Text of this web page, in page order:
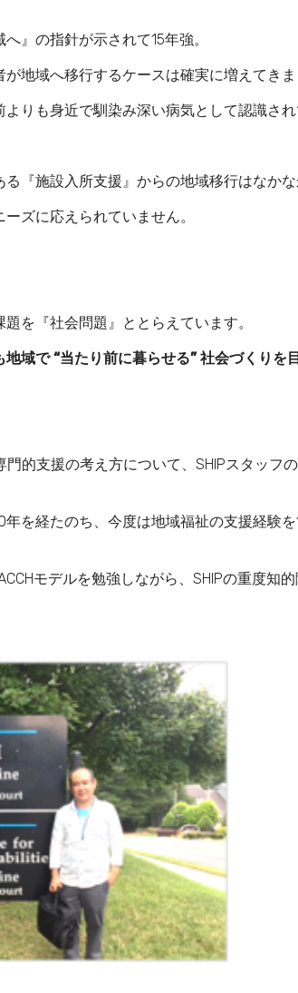
』の指針が示されて15年強。
地域へ移行するケースは確実に増えてきま
りも身近で馴染み深い病気として認識され
『施設入所支援』からの地域移行はなかな
ズに応えられていません。
を『社会問題』ととらえています。
地域で “当たり前に暮らせる” 社会づくりを
的支援の考え方について、SHIPスタッフの
を経たのち、今度は地域福祉の支援経験
モデルを勉強しながら、SHIPの重度知